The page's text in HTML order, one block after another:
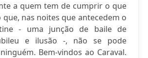
a quem tem de cumprir o que
que, nas noites que antecedem o
- uma junção de baile de
e ilusão -, não se pode
Bem-vindos ao Caraval.